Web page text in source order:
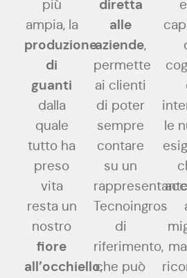
più
ampia, la
produzione
di
guanti
dalla
quale
tutto ha
preso
vita
resta un
nostro
fiore
all’occhiello,
diretta
alle
aziende,
permette
ai clienti
di poter
sempre
contare
su un
Tecnoingros
di
riferimento,
che può
le